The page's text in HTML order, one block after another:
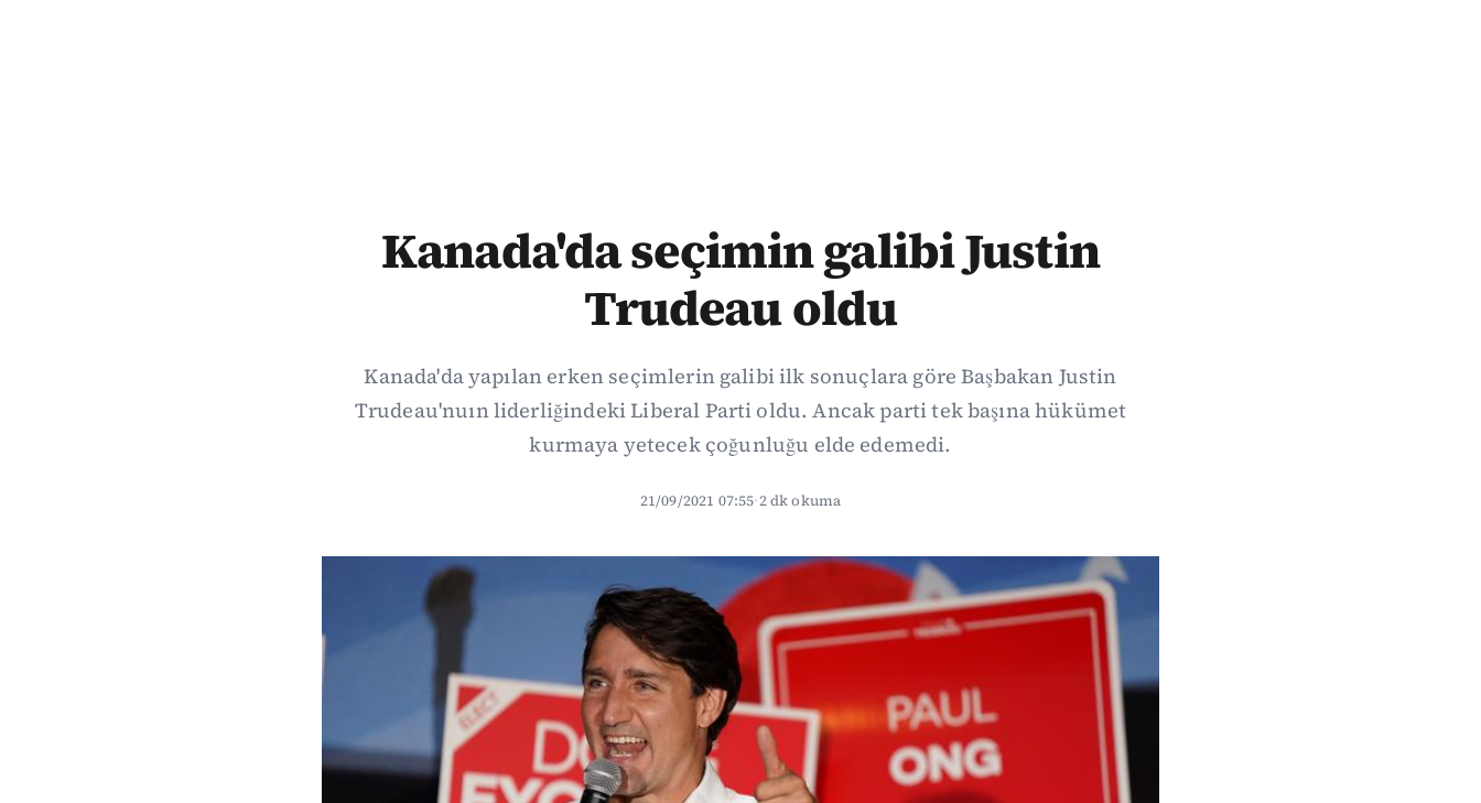
Kanada'da seçimin galibi Justin
Trudeau oldu
Kanada'da yapılan erken seçimlerin galibi ilk sonuçlara göre Başbakan Justin
Trudeau'nuın liderliğindeki Liberal Parti oldu. Ancak parti tek başına hükümet
kurmaya yetecek çoğunluğu elde edemedi.
21/09/2021 07:55·2 dk okuma